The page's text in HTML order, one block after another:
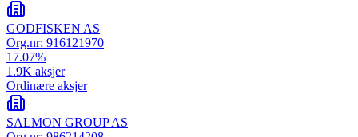
GODFISKEN AS
Org.nr: 916121970
17.07%
1.9K aksjer
Ordinære aksjer
SALMON GROUP AS